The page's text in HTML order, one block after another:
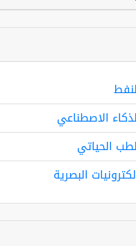
الاصطناعي
الحياتي
البصرية